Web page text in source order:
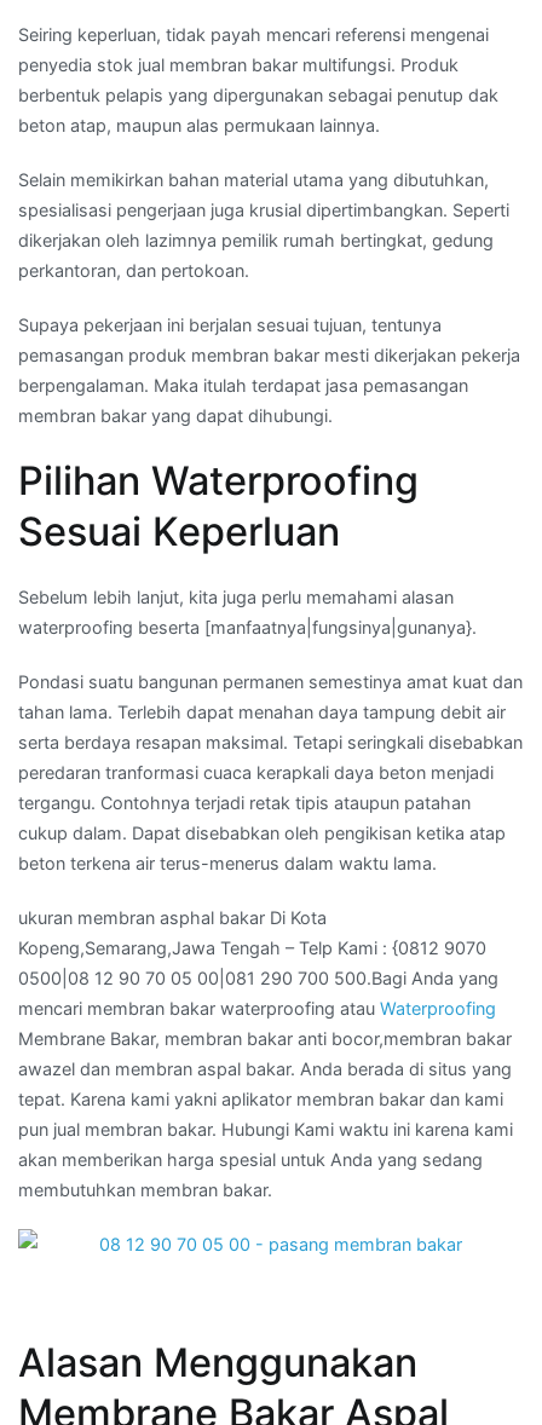
Seiring keperluan, tidak payah mencari referensi mengenai
penyedia stok jual membran bakar multifungsi. Produk
berbentuk pelapis yang dipergunakan sebagai penutup dak
beton atap, maupun alas permukaan lainnya.
Selain memikirkan bahan material utama yang dibutuhkan,
spesialisasi pengerjaan juga krusial dipertimbangkan. Seperti
dikerjakan oleh lazimnya pemilik rumah bertingkat, gedung
perkantoran, dan pertokoan.
Supaya pekerjaan ini berjalan sesuai tujuan, tentunya
pemasangan produk membran bakar mesti dikerjakan pekerja
berpengalaman. Maka itulah terdapat jasa pemasangan
membran bakar yang dapat dihubungi.
Pilihan Waterproofing
Sesuai Keperluan
Sebelum lebih lanjut, kita juga perlu memahami alasan
waterproofing beserta [manfaatnya|fungsinya|gunanya}.
Pondasi suatu bangunan permanen semestinya amat kuat dan
tahan lama. Terlebih dapat menahan daya tampung debit air
serta berdaya resapan maksimal. Tetapi seringkali disebabkan
peredaran tranformasi cuaca kerapkali daya beton menjadi
tergangu. Contohnya terjadi retak tipis ataupun patahan
cukup dalam. Dapat disebabkan oleh pengikisan ketika atap
beton terkena air terus-menerus dalam waktu lama.
ukuran membran asphal bakar Di Kota
Kopeng,Semarang,Jawa Tengah – Telp Kami : {0812 9070
0500|08 12 90 70 05 00|081 290 700 500.Bagi Anda yang
mencari membran bakar waterproofing atau Waterproofing
Membrane Bakar, membran bakar anti bocor,membran bakar
awazel dan membran aspal bakar. Anda berada di situs yang
tepat. Karena kami yakni aplikator membran bakar dan kami
pun jual membran bakar. Hubungi Kami waktu ini karena kami
akan memberikan harga spesial untuk Anda yang sedang
membutuhkan membran bakar.
Alasan Menggunakan
Membrane Bakar Aspal